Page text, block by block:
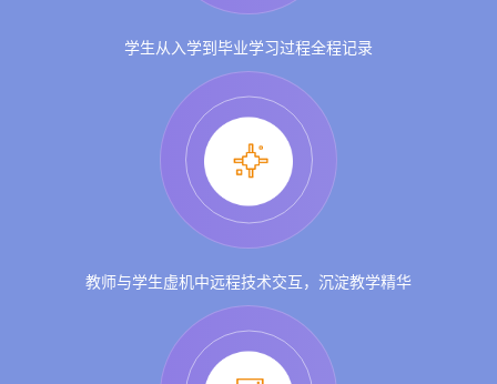
学生从入学到毕业学习过程全程记录
教师与学生虚机中远程技术交互，沉淀教学精华